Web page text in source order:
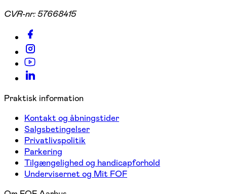
CVR-nr:57668415
Praktisk information
Kontakt og åbningstider
Salgsbetingelser
Privatlivspolitik
Parkering
Tilgængelighed og handicapforhold
Undervisernet og Mit FOF